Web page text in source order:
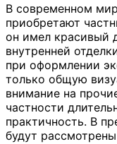
В современном
приобретают
он имел красивый
внутренней
при оформлении
только общую
внимание на
частности
практичность. В
будут